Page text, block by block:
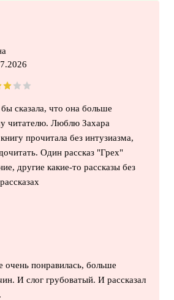
сказала, что она больше
читателю. Люблю Захара
прочитала без интузиазма,
Один рассказ "Грех"
другие какие-то рассказы без
очень понравилась, больше
И слог грубоватый. И рассказал